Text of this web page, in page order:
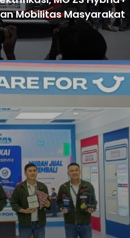
Mobilitas Masyarakat